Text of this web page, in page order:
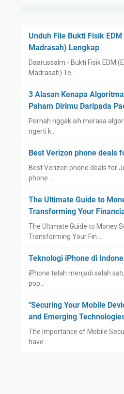
Unduh File Bukti Fisik
Madrasah) Lengkap
Daarussalm - Bukti Fisik EDM
Madrasah) Te…
3 Alasan Kenapa
Paham Dirimu Daripada
Pernah nggak sih merasa
ngerti k…
Best Verizon phone deals
Best Verizon phone deals for
phone …
The Ultimate Guide to
Transforming Your
The Ultimate Guide to Money
Transforming Your Fin…
Teknologi iPhone di
iPhone telah menjadi salah
pop…
"Securing Your Mobile
and Emerging
The Importance of Mobile
have…